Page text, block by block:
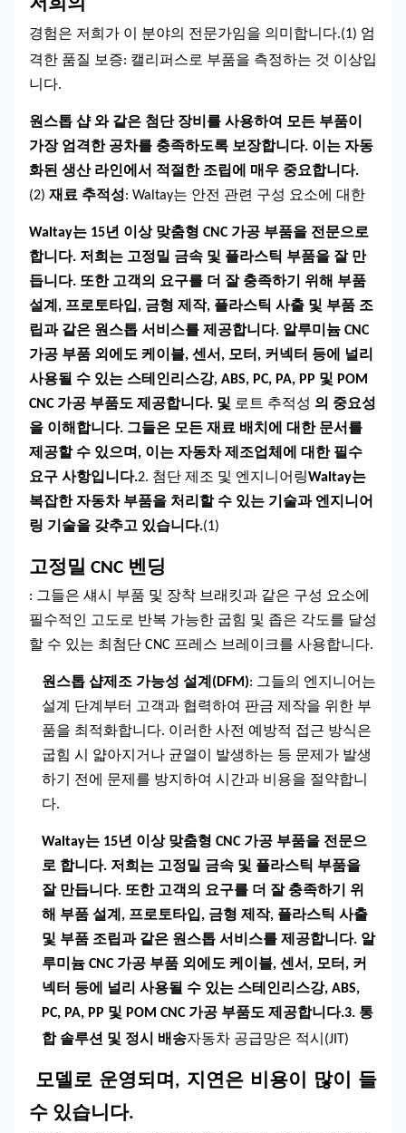
저희의
경험은 저희가 이 분야의 전문가임을 의미합니다.(1) 엄
격한 품질 보증: 캘리퍼스로 부품을 측정하는 것 이상입
니다.
원스톱 샵와 같은 첨단 장비를 사용하여 모든 부품이
가장 엄격한 공차를 충족하도록 보장합니다. 이는 자동
화된 생산 라인에서 적절한 조립에 매우 중요합니다.
(2) 재료 추적성: Waltay는 안전 관련 구성 요소에 대한
Waltay는 15년 이상 맞춤형 CNC 가공 부품을 전문으로
합니다. 저희는 고정밀 금속 및 플라스틱 부품을 잘 만
듭니다. 또한 고객의 요구를 더 잘 충족하기 위해 부품
설계, 프로토타입, 금형 제작, 플라스틱 사출 및 부품 조
립과 같은 원스톱 서비스를 제공합니다. 알루미늄 CNC
가공 부품 외에도 케이블, 센서, 모터, 커넥터 등에 널리
사용될 수 있는 스테인리스강, ABS, PC, PA, PP 및 POM
CNC 가공 부품도 제공합니다. 및 로트 추적성 의 중요성
을 이해합니다. 그들은 모든 재료 배치에 대한 문서를
제공할 수 있으며, 이는 자동차 제조업체에 대한 필수
요구 사항입니다.2. 첨단 제조 및 엔지니어링Waltay는
복잡한 자동차 부품을 처리할 수 있는 기술과 엔지니어
링 기술을 갖추고 있습니다.(1)
고정밀 CNC 벤딩
: 그들은 섀시 부품 및 장착 브래킷과 같은 구성 요소에
필수적인 고도로 반복 가능한 굽힘 및 좁은 각도를 달성
할 수 있는 최첨단 CNC 프레스 브레이크를 사용합니다.
원스톱 샵제조 가능성 설계(DFM): 그들의 엔지니어는
설계 단계부터 고객과 협력하여 판금 제작을 위한 부
품을 최적화합니다. 이러한 사전 예방적 접근 방식은
굽힘 시 얇아지거나 균열이 발생하는 등 문제가 발생
하기 전에 문제를 방지하여 시간과 비용을 절약합니
다.
Waltay는 15년 이상 맞춤형 CNC 가공 부품을 전문으
로 합니다. 저희는 고정밀 금속 및 플라스틱 부품을
잘 만듭니다. 또한 고객의 요구를 더 잘 충족하기 위
해 부품 설계, 프로토타입, 금형 제작, 플라스틱 사출
및 부품 조립과 같은 원스톱 서비스를 제공합니다. 알
루미늄 CNC 가공 부품 외에도 케이블, 센서, 모터, 커
넥터 등에 널리 사용될 수 있는 스테인리스강, ABS,
PC, PA, PP 및 POM CNC 가공 부품도 제공합니다.3. 통
합 솔루션 및 정시 배송자동차 공급망은 적시(JIT)
모델로 운영되며, 지연은 비용이 많이 들
수 있습니다.